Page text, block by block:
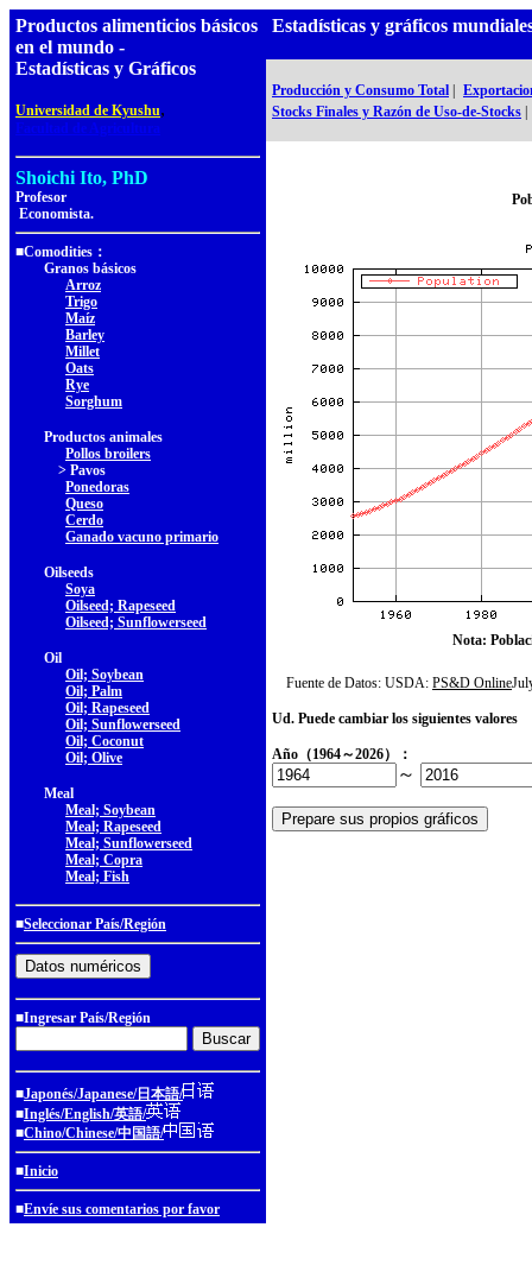
Productos alimenticios básicos
en el mundo -
Estadísticas y Gráficos
Universidad de Kyushu,
Facultad de Agricultura
Shoichi Ito, PhD
Profesor
Economista.
■Comodities：
Granos básicos
Arroz
Trigo
Maíz
Barley
Millet
Oats
Rye
Sorghum
Productos animales
Pollos broilers
> Pavos
Ponedoras
Queso
Cerdo
Ganado vacuno primario
Oilseeds
Soya
Oilseed; Rapeseed
Oilseed; Sunflowerseed
Oil
Oil; Soybean
Oil; Palm
Oil; Rapeseed
Oil; Sunflowerseed
Oil; Coconut
Oil; Olive
Meal
Meal; Soybean
Meal; Rapeseed
Meal; Sunflowerseed
Meal; Copra
Meal; Fish
■Seleccionar País/Región
■Ingresar País/Región
■Japonés/Japanese/日本語/
■Inglés/English/英語/
■Chino/Chinese/中国語/
■Inicio
■Envíe sus comentarios por favor
Estadísticas y gráficos
Producción y Consumo Total
Stocks Finales y Razón de Uso-de-Stocks
Nota:
Fuente de Datos: USDA: PS&D Online
Ud. Puede cambiar los siguientes valores
Año（1964～2026）：
～